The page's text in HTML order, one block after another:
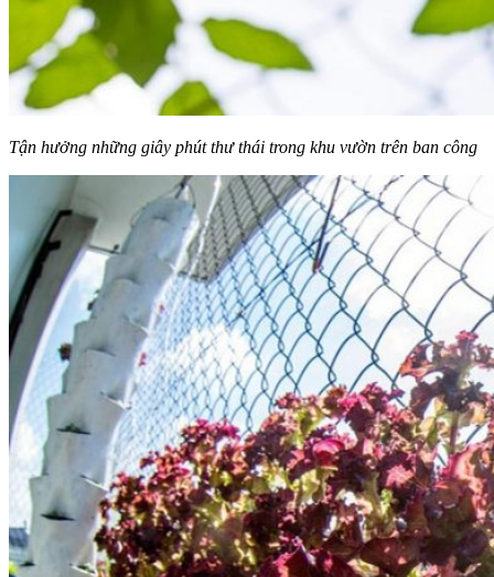
Tận hưởng những giây phút thư thái trong khu vườn trên ban công